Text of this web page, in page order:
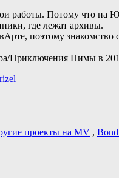
работы. Потому что на
где лежат архивы.
поэтому знакомство
Приключения Нимы в
проекты на MV ,